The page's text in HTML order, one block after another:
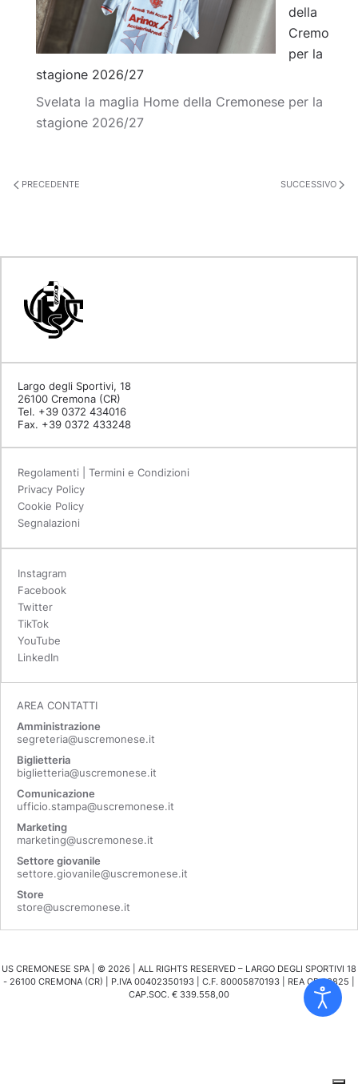
della
Cremo
per la
stagione 2026/27
Svelata la maglia Home della Cremonese per la
stagione 2026/27
PRECEDENTE SUCCESSIVO
Largo degli Sportivi, 18
26100 Cremona (CR)
Tel. +39 0372 434016
Fax. +39 0372 433248
Regolamenti | Termini e Condizioni
Privacy Policy
Cookie Policy
Segnalazioni
Instagram
Facebook
Twitter
TikTok
YouTube
LinkedIn
AREA CONTATTI
Amministrazione
segreteria@uscremonese.it
Biglietteria
biglietteria@uscremonese.it
Comunicazione
ufficio.stampa@uscremonese.it
Marketing
marketing@uscremonese.it
Settore giovanile
settore.giovanile@uscremonese.it
Store
store@uscremonese.it
US CREMONESE SPA | © 2026 | ALL RIGHTS RESERVED – LARGO DEGLI SPORTIVI 18
- 26100 CREMONA (CR) | P.IVA 00402350193 | C.F. 80005870193 | REA CR 98825 |
CAP.SOC. € 339.558,00